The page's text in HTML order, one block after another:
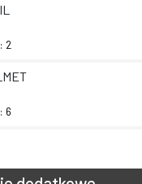
2
6